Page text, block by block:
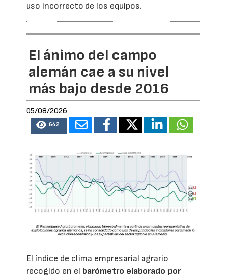
uso incorrecto de los equipos.
El ánimo del campo
alemán cae a su nivel
más bajo desde 2016
05/08/2026
642
El índice de clima empresarial agrario
recogido en el barómetro elaborado por